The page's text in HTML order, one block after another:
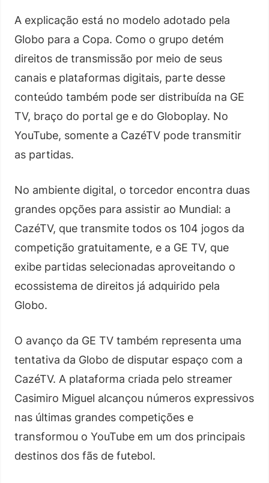
A explicação está no modelo adotado pela
Globo para a Copa. Como o grupo detém
direitos de transmissão por meio de seus
canais e plataformas digitais, parte desse
conteúdo também pode ser distribuída na GE
TV, braço do portal ge e do Globoplay. No
YouTube, somente a CazéTV pode transmitir
as partidas.
No ambiente digital, o torcedor encontra duas
grandes opções para assistir ao Mundial: a
CazéTV, que transmite todos os 104 jogos da
competição gratuitamente, e a GE TV, que
exibe partidas selecionadas aproveitando o
ecossistema de direitos já adquirido pela
Globo.
O avanço da GE TV também representa uma
tentativa da Globo de disputar espaço com a
CazéTV. A plataforma criada pelo streamer
Casimiro Miguel alcançou números expressivos
nas últimas grandes competições e
transformou o YouTube em um dos principais
destinos dos fãs de futebol.